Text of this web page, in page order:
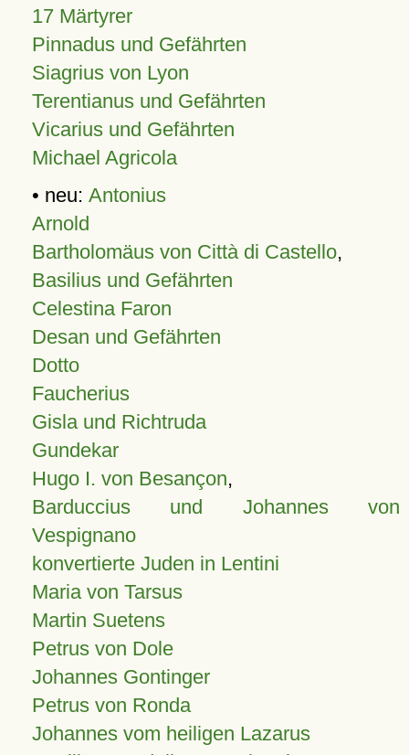
17 Märtyrer
Pinnadus und Gefährten
Siagrius von Lyon
Terentianus und Gefährten
Vicarius und Gefährten
Michael Agricola
• neu: Antonius
Arnold
Bartholomäus von Città di Castello,
Basilius und Gefährten
Celestina Faron
Desan und Gefährten
Dotto
Faucherius
Gisla und Richtruda
Gundekar
Hugo I. von Besançon,
Barduccius und Johannes von
Vespignano
konvertierte Juden in Lentini
Maria von Tarsus
Martin Suetens
Petrus von Dole
Johannes Gontinger
Petrus von Ronda
Johannes vom heiligen Lazarus